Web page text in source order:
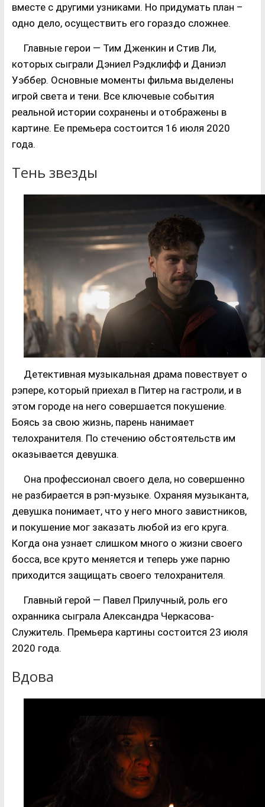
вместе с другими узниками. Но придумать план –
одно дело, осуществить его гораздо сложнее.
Главные герои — Тим Дженкин и Стив Ли,
которых сыграли Дэниел Рэдклифф и Даниэл
Уэббер. Основные моменты фильма выделены
игрой света и тени. Все ключевые события
реальной истории сохранены и отображены в
картине. Ее премьера состоится 16 июля 2020
года.
Тень звезды
Детективная музыкальная драма повествует о
рэпере, который приехал в Питер на гастроли, и в
этом городе на него совершается покушение.
Боясь за свою жизнь, парень нанимает
телохранителя. По стечению обстоятельств им
оказывается девушка.
Она профессионал своего дела, но совершенно
не разбирается в рэп-музыке. Охраняя музыканта,
девушка понимает, что у него много завистников,
и покушение мог заказать любой из его круга.
Когда она узнает слишком много о жизни своего
босса, все круто меняется и теперь уже парню
приходится защищать своего телохранителя.
Главный герой — Павел Прилучный, роль его
охранника сыграла Александра Черкасова-
Служитель. Премьера картины состоится 23 июля
2020 года.
Вдова